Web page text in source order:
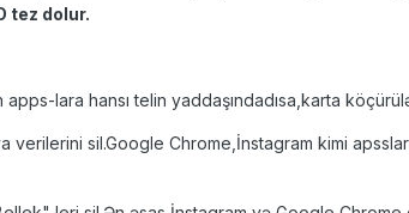
tez dolur.
lara hansı telin yaddaşındadısa,karta
sil.Google Chrome,İnstagram kimi